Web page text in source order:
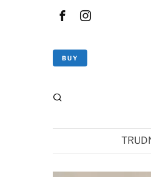
BUY